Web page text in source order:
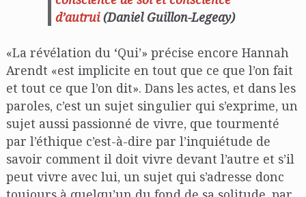
d’autrui(Daniel Guillon-Legeay)
«La révélation du ‘Qui’» précise encore Hannah
Arendt «est implicite en tout que ce que l’on fait
et tout ce que l’on dit». Dans les actes, et dans les
paroles, c’est un sujet singulier qui s’exprime, un
sujet aussi passionné de vivre, que tourmenté
par l’éthique c’est-à-dire par l’inquiétude de
savoir comment il doit vivre devant l’autre et s’il
peut vivre avec lui, un sujet qui s’adresse donc